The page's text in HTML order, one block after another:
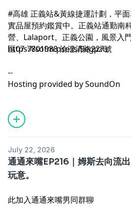
#高雄 正義站&黃線捷運計劃，平
實品屋預約鑑賞中。正義站通勤南
營、Lalaport。正義公園，風景入
區07-7801988 洽澄清路227號
https://sofm.pse.is/9egpzu
--
Hosting provided bySoundOn
July 22, 2026
通通來嘴EP216｜姆斯去向流
玩意。
此加入通通來嘴男同群聊